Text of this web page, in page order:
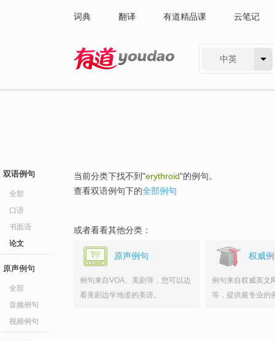
词典 翻译 有道精品课 云笔记
中英
双语例句
全部
口语
书面语
论文
原声例句
全部
音频例句
视频例句
当前分类下找不到"erythroid"的例句。
查看双语例句下的全部例句
或者看看其他分类：
原声例句
例句来自VOA、美剧等，您可以边
看美剧边学地道的美语。
权威
例句来自权威英文
等，提供最专业的